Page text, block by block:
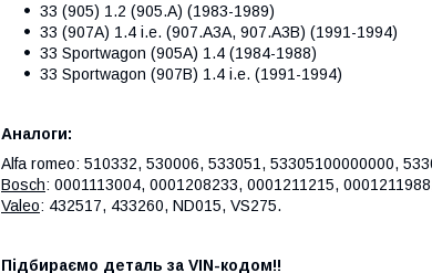
33 (905) 1.2 (905.A) (1983-1989)
33 (907A) 1.4 i.e. (907.A3A, 907.A3B) (1991-1994)
33 Sportwagon (905A) 1.4 (1984-1988)
33 Sportwagon (907B) 1.4 i.e. (1991-1994)
Аналоги:
Alfa romeo: 510332, 530006, 533051, 53305100000000,
Bosch: 0001113004, 0001208233, 0001211215,
Valeo: 432517, 433260, ND015, VS275.
Підбираємо деталь за VIN-кодом!!